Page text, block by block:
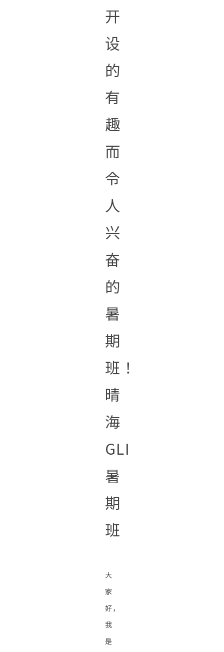
开
设
的
有
趣
而
令
人
兴
奋
的
暑
期
班！
晴
海
GLI
暑
期
班
大
家
好，
我
是